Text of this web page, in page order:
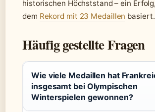
historischen Höchststand – ein
dem Rekord mit 23 Medaillen basiert.
Häufig gestellte Fragen
Wie viele Medaillen hat
insgesamt bei Olympischen
Winterspielen gewonnen?